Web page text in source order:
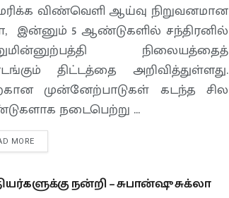
விண்வெளி ஆய்வு நிறுவனமான
இன்னும் 5 ஆண்டுகளில் சந்திரனில்
நிலையத்தைத்
திட்டத்தை அறிவித்துள்ளது.
முன்னேற்பாடுகள் கடந்த சில
நடைபெற்று ...
MORE
நன்றி – சுபான்ஷு சுக்லா